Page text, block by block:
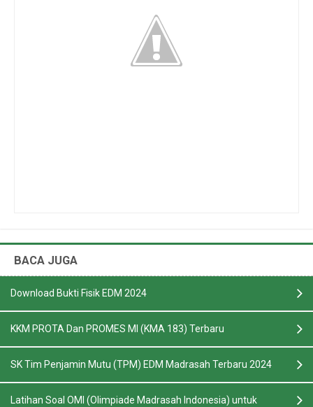
BACA JUGA
Download Bukti Fisik EDM 2024
KKM PROTA Dan PROMES MI (KMA 183) Terbaru
SK Tim Penjamin Mutu (TPM) EDM Madrasah Terbaru 2024
Latihan Soal OMI (Olimpiade Madrasah Indonesia) untuk